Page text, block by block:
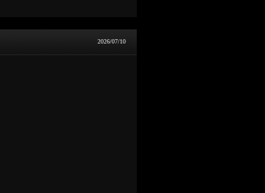
2026/07/10